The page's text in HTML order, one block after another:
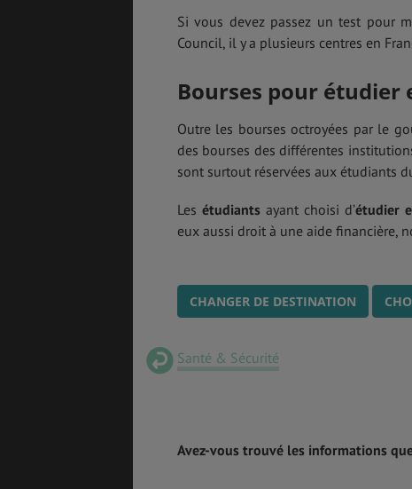
Si vous devez passez un test pour
Council, il y a plusieurs centres en
Bourses pour étudier
Outre les bourses octroyées par le
des bourses des différentes
sont surtout réservées aux étudiants
Les étudiantsayant choisi d’étudier
eux aussi droit à une aide financière,
CHANGER DE DESTINATION
Santé & Sécurité
Avez-vous trouvé les informations